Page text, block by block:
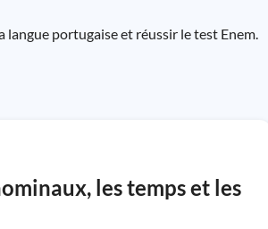
portugaise et réussir le test Enem.
les temps et les